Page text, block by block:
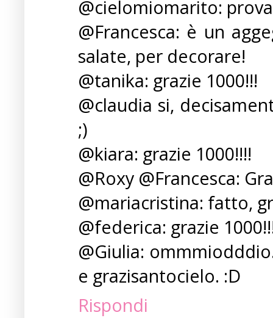
@cielomiomarito:
@Francesca: è un
salate, per decorare!
@tanika: grazie 1000!!!
@claudia si,
;)
@kiara: grazie 1000!!!!
@Roxy @Francesca:
@mariacristina: fatto,
@federica: grazie
@Giulia:
e grazisantocielo. :D
Rispondi